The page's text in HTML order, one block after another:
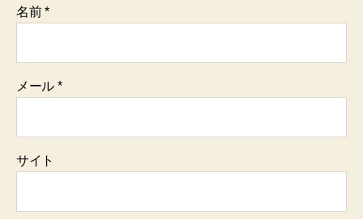
名前*
メール *
サイト